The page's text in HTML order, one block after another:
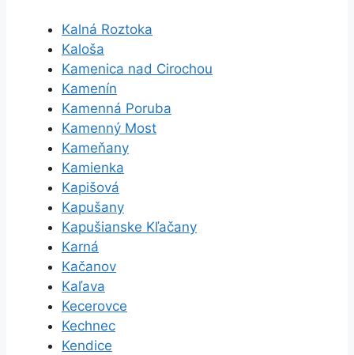
Kalná Roztoka
Kaloša
Kamenica nad Cirochou
Kamenín
Kamenná Poruba
Kamenný Most
Kameňany
Kamienka
Kapišová
Kapušany
Kapušianske Kľačany
Karná
Kačanov
Kaľava
Kecerovce
Kechnec
Kendice